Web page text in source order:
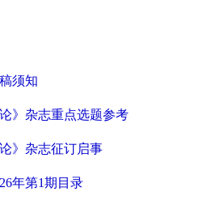
须知
》杂志重点选题参考
》杂志征订启事
年第1期目录